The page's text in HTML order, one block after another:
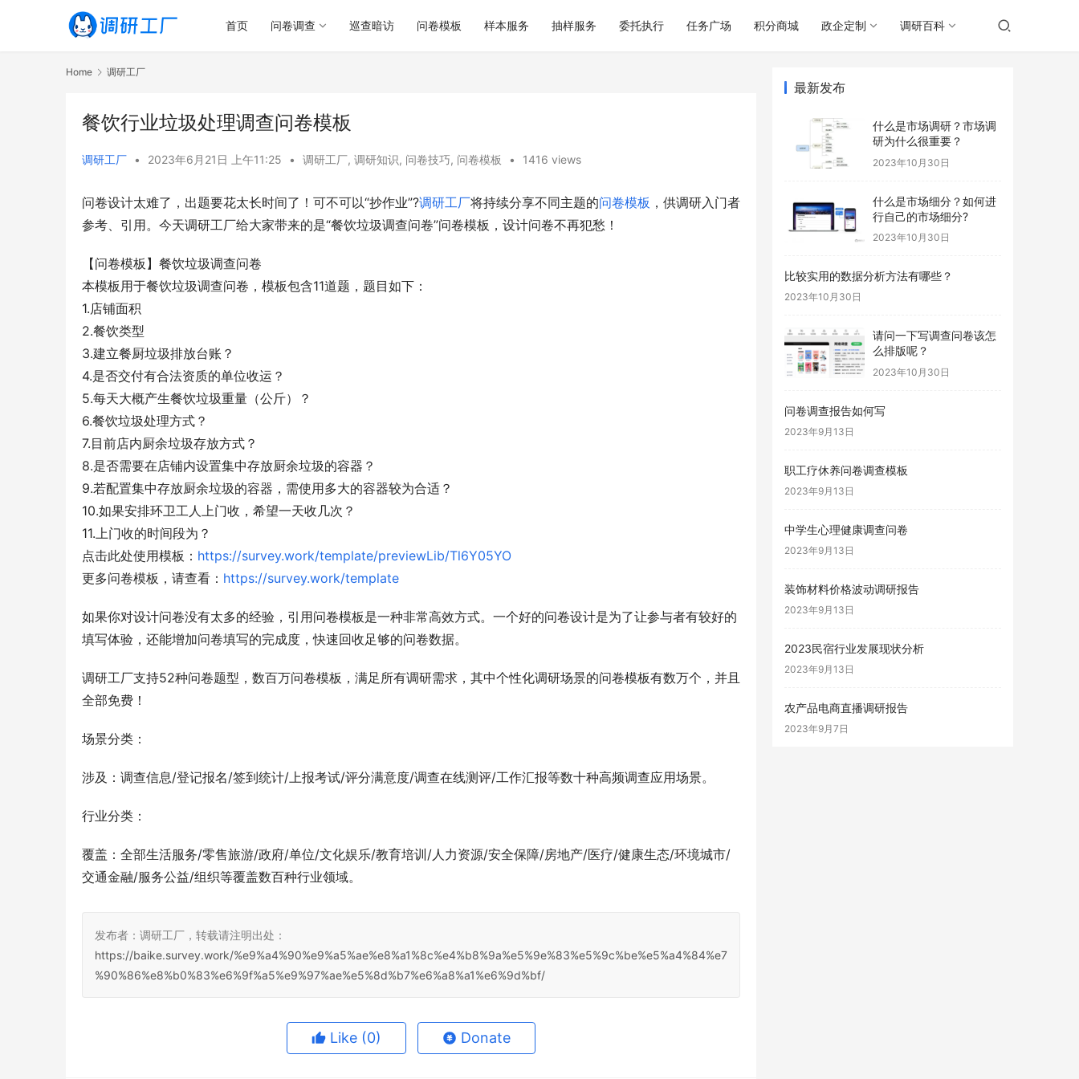
首页 问卷调查 巡查暗访 问卷模板 样本服务 抽样服务 委托执行 任务广场 积分商城 政企定制 调研百科
Home 调研工厂
餐饮行业垃圾处理调查问卷模板
调研工厂 • 2023年6月21日 上午11:25 • 调研工厂, 调研知识, 问卷技巧, 问卷模板 • 1416 views
问卷设计太难了，出题要花太长时间了！可不可以“抄作业”?调研工厂将持续分享不同主题的问卷模板 ，供调研入门者
参考、引用。今天调研工厂给大家带来的是“餐饮垃圾调查问卷”问卷模板，设计问卷不再犯愁！
【问卷模板】餐饮垃圾调查问卷
本模板用于餐饮垃圾调查问卷，模板包含11道题，题目如下：
1.店铺面积
2.餐饮类型
3.建立餐厨垃圾排放台账？
4.是否交付有合法资质的单位收运？
5.每天大概产生餐饮垃圾重量（公斤）？
6.餐饮垃圾处理方式？
7.目前店内厨余垃圾存放方式？
8.是否需要在店铺内设置集中存放厨余垃圾的容器？
9.若配置集中存放厨余垃圾的容器，需使用多大的容器较为合适？
10.如果安排环卫工人上门收，希望一天收几次？
11.上门收的时间段为？
点击此处使用模板： https://survey.work/template/previewLib/Tl6Y05YO
更多问卷模板，请查看： https://survey.work/template
如果你对设计问卷没有太多的经验，引用问卷模板是一种非常高效方式。一个好的问卷设计是为了让参与者有较好的
填写体验，还能增加问卷填写的完成度，快速回收足够的问卷数据。
调研工厂支持52种问卷题型，数百万问卷模板，满足所有调研需求，其中个性化调研场景的问卷模板有数万个，并且
全部免费！
场景分类：
涉及：调查信息/登记报名/签到统计/上报考试/评分满意度/调查在线测评/工作汇报等数十种高频调查应用场景。
行业分类：
覆盖：全部生活服务/零售旅游/政府/单位/文化娱乐/教育培训/人力资源/安全保障/房地产/医疗/健康生态/环境城市/
交通金融/服务公益/组织等覆盖数百种行业领域。
发布者：调研工厂，转载请注明出处：
https://baike.survey.work/%e9%a4%90%e9%a5%ae%e8%a1%8c%e4%b8%9a%e5%9e%83%e5%9c%be%e5%a4%84%e7
%90%86%e8%b0%83%e6%9f%a5%e9%97%ae%e5%8d%b7%e6%a8%a1%e6%9d%bf/
Like (0) Donate
最新发布
什么是市场调研？市场调
研为什么很重要？
2023年10月30日
什么是市场细分？如何进
行自己的市场细分?
2023年10月30日
比较实用的数据分析方法有哪些？
2023年10月30日
请问一下写调查问卷该怎
么排版呢？
2023年10月30日
问卷调查报告如何写
2023年9月13日
职工疗休养问卷调查模板
2023年9月13日
中学生心理健康调查问卷
2023年9月13日
装饰材料价格波动调研报告
2023年9月13日
2023民宿行业发展现状分析
2023年9月13日
农产品电商直播调研报告
2023年9月7日